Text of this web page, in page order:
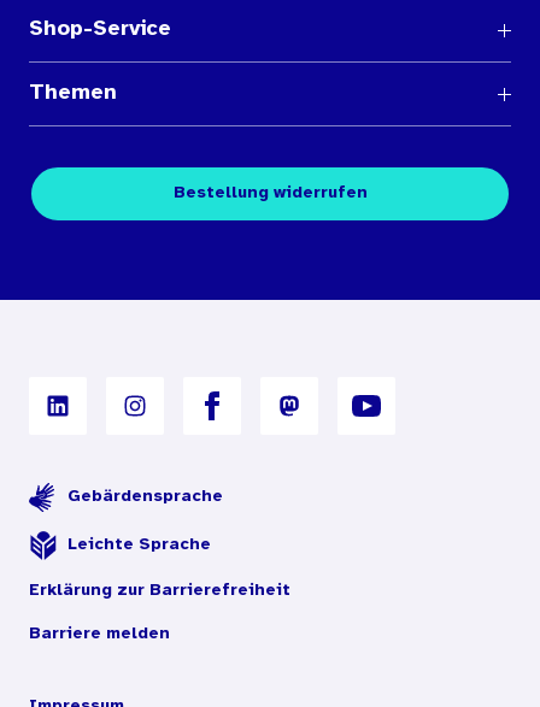
Shop-Service
Medienübersichten
Kontakt
Themen
Fachpublikationen
Digitales Archiv
Bestellung widerrufen
Gebärdensprache
Leichte Sprache
Erklärung zur Barrierefreiheit
Barriere melden